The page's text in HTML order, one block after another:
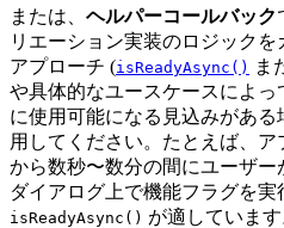
または、 ヘルパーコールバック
リエーション実装のロジック
アプローチ (isReadyAsync() ま
や具体的なユースケースによ
に使用可能になる見込みがある
用してください。たとえば、
から数秒〜数分の間にユーザ
ダイアログ上で機能フラグを実
isReadyAsync() が適していま